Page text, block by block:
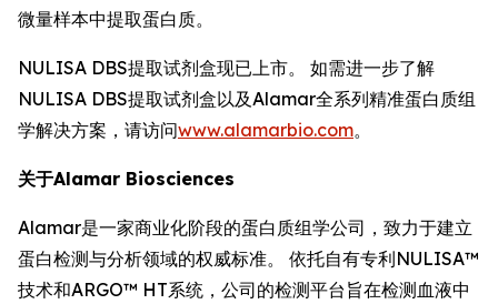
微量样本中提取蛋白质。
NULISA DBS提取试剂盒现已上市。 如需进一步了解
NULISA DBS提取试剂盒以及Alamar全系列精准蛋白质组
学解决方案，请访问www.alamarbio.com。
关于Alamar Biosciences
Alamar是一家商业化阶段的蛋白质组学公司，致力于建立
蛋白检测与分析领域的权威标准。 依托自有专利NULISA™
技术和ARGO™ HT系统，公司的检测平台旨在检测血液中